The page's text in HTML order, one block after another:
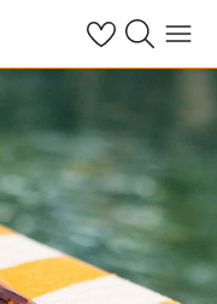
OmatHaku Valikko